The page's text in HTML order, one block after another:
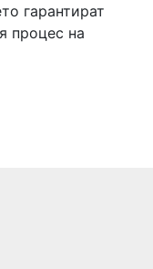
гарантират
процес на